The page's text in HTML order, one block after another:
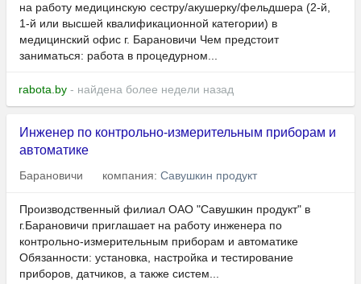
на работу медицинскую сестру/акушерку/фельдшера (2-й,
1-й или высшей квалификационной категории) в
медицинский офис г. Барановичи Чем предстоит
заниматься: работа в процедурном...
rabota.by - найдена более недели назад
Инженер по контрольно-измерительным приборам и
автоматике
Барановичи компания: Савушкин продукт
Производственный филиал ОАО "Савушкин продукт" в
г.Барановичи приглашает на работу инженера по
контрольно-измерительным приборам и автоматике
Обязанности: установка, настройка и тестирование
приборов, датчиков, а также систем...